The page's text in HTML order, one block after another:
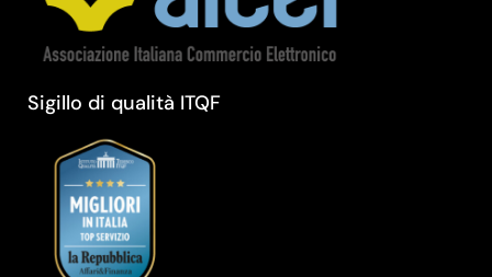
Sigillo di qualità ITQF